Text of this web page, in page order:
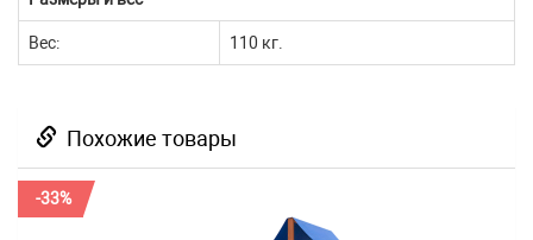
Вес: 110 кг.
Похожие товары
-33%